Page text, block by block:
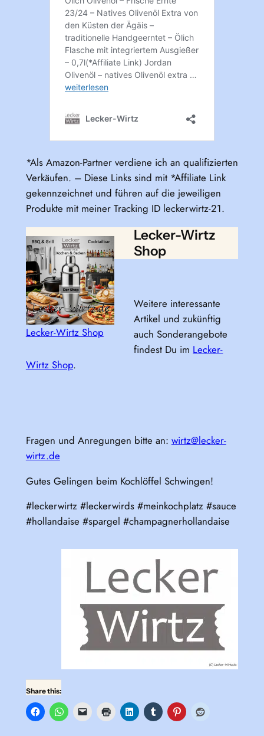
*Als Amazon-Partner verdiene ich an qualifizierten
Verkäufen. – Diese Links sind mit *Affiliate Link
gekennzeichnet und führen auf die jeweiligen
Produkte mit meiner Tracking ID leckerwirtz-21.
Lecker-Wirtz Shop
Lecker-Wirtz
Shop
Weitere interessante
Artikel und zukünftig
auch Sonderangebote
findest Du im Lecker-
Wirtz Shop.
Fragen und Anregungen bitte an: wirtz@lecker-
wirtz.de
Gutes Gelingen beim Kochlöffel Schwingen!
#leckerwirtz #leckerwirds #meinkochplatz #sauce
#hollandaise #spargel #champagnerhollandaise
Share this: